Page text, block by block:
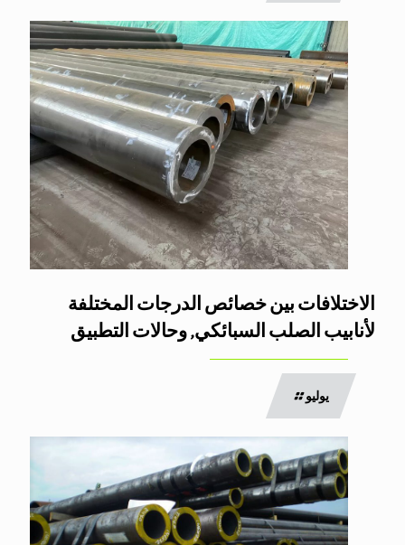
الاختلافات بين خصائص الدرجات المختلفة
لأنابيب الصلب السبائكي, وحالات التطبيق
يوليو